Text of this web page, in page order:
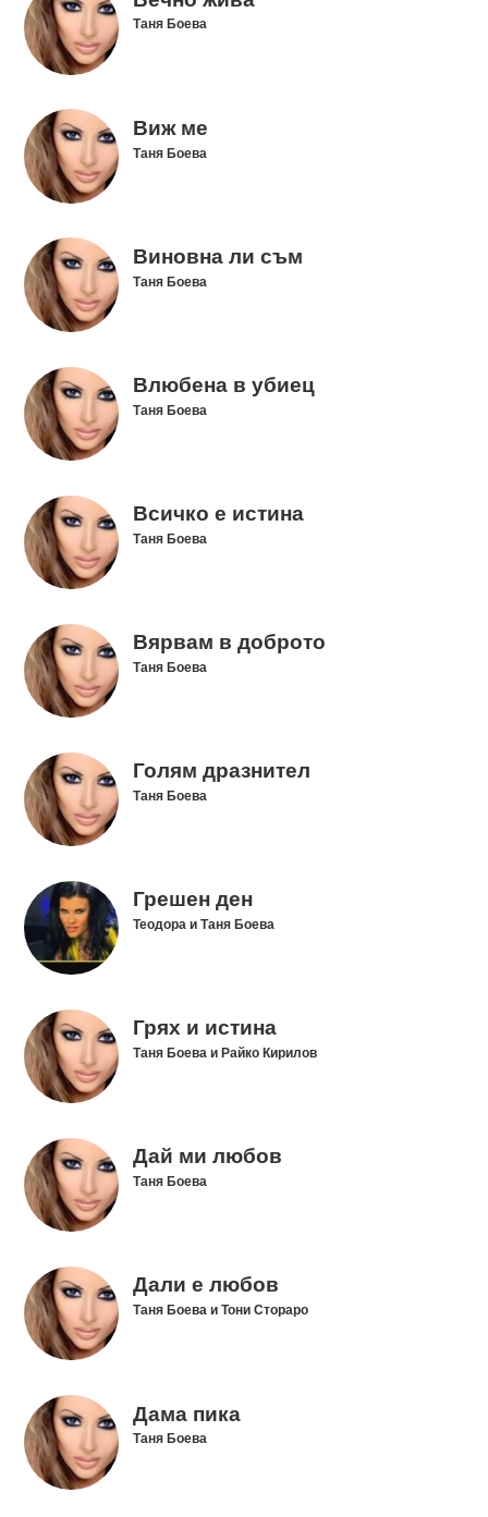
Таня Боева
Виж ме
Таня Боева
Виновна ли съм
Таня Боева
Влюбена в убиец
Таня Боева
Всичко е истина
Таня Боева
Вярвам в доброто
Таня Боева
Голям дразнител
Таня Боева
Грешен ден
Теодора и Таня Боева
Грях и истина
Таня Боева и Райко Кирилов
Дай ми любов
Таня Боева
Дали е любов
Таня Боева и Тони Стораро
Дама пика
Таня Боева